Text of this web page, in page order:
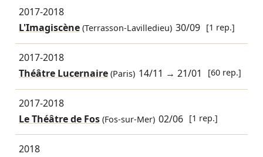
2017-2018
L'Imagiscène(Terrasson-Lavilledieu) 30/09 [1 rep.]
2017-2018
Théâtre Lucernaire(Paris) 14/11 →21/01 [60 rep.]
2017-2018
Le Théâtre de Fos(Fos-sur-Mer) 02/06 [1 rep.]
2018